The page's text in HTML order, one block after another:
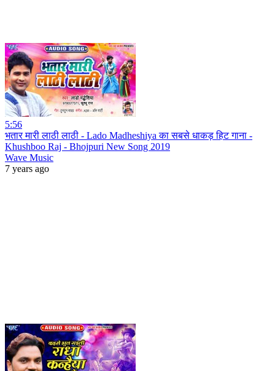
5:56
भतार मारी लाठी लाठी - Lado Madheshiya का सबसे धाकड़ हिट गाना -
Khushboo Raj - Bhojpuri New Song 2019
Wave Music
7 years ago